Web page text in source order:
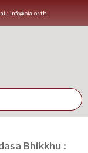
info@bia.or.th
Bhikkhu :